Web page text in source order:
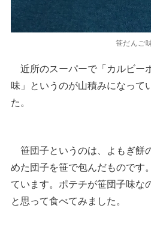
笹だんご
近所のスーパーで「カルビー
味」というのが山積みになって
た。
笹団子というのは、よもぎ餅
めた団子を笹で包んだものです
ています。ポテチが笹団子味な
と思って食べてみました。